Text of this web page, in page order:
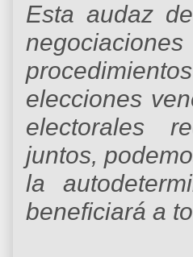
Esta audaz
elecciones
electorales
juntos,
la
beneficiará a